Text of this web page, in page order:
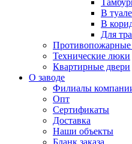
В
В
Для
Технические люки
Квартирные двери
О заводе
Филиалы
Опт
Сертификаты
Доставка
Наши объекты
Бланк заказа